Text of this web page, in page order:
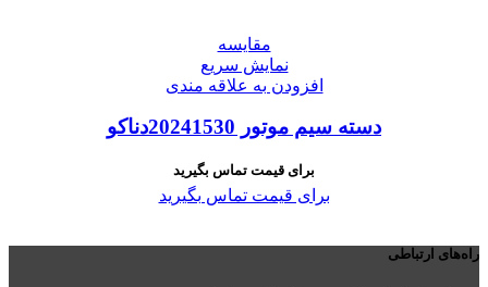
مقايسه
نمایش سریع
افزودن به علاقه مندی
دسته سیم موتور 20241530دناکو
برای قیمت تماس بگیرید
برای قیمت تماس بگیرید
راه‌های ارتباطی